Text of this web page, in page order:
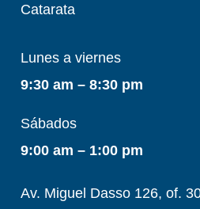
Catarata
Lunes a viernes
9:30 am – 8:30 pm
Sábados
9:00 am – 1:00 pm
Av. Miguel Dasso 126, of.